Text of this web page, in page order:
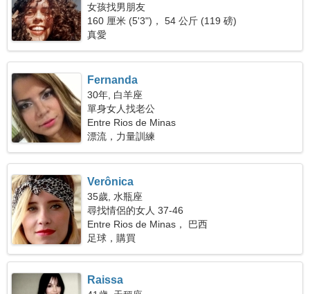
女孩找男朋友
160 厘米 (5'3")， 54 公斤 (119 磅)
真愛
Fernanda
30年, 白羊座
單身女人找老公
Entre Rios de Minas
漂流，力量訓練
Verônica
35歲, 水瓶座
尋找情侶的女人 37-46
Entre Rios de Minas， 巴西
足球，購買
Raissa